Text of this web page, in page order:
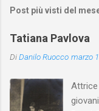
Post più visti del
Tatiana Pavlova
DiDanilo Ruocco marzo
Attrice